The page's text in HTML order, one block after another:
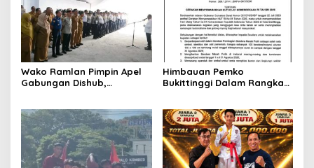
Wako Ramlan Pimpin Apel
Gabungan Dishub,
Pelajar
Himbauan Pemko
Bukittinggi Dalam Rangka
Republik Indonesia